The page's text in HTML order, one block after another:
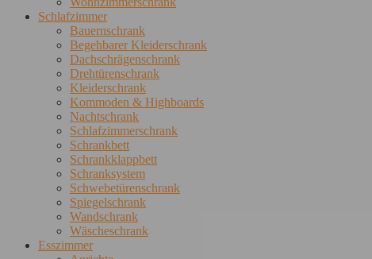
Schlafzimmer
Bauernschrank
Begehbarer Kleiderschrank
Dachschrägenschrank
Drehtürenschrank
Kleiderschrank
Kommoden & Highboards
Nachtschrank
Schlafzimmerschrank
Schrankbett
Schrankklappbett
Schranksystem
Schwebetürenschrank
Spiegelschrank
Wandschrank
Wäscheschrank
Esszimmer